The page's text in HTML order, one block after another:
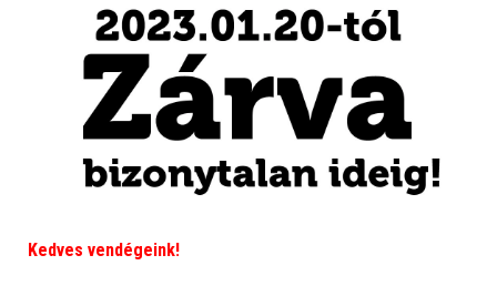
Kedves vendégeink!